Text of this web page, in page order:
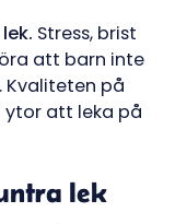
Stress, brist
att barn inte
Kvaliteten på
ytor att leka på
lek